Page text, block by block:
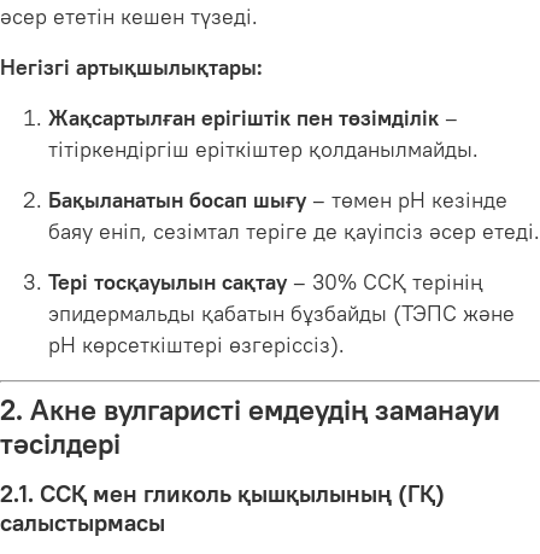
әсер ететін кешен түзеді.
Негізгі артықшылықтары:
Жақсартылған ерігіштік пен төзімділік –
тітіркендіргіш еріткіштер қолданылмайды.
Бақыланатын босап шығу – төмен pH кезінде
баяу еніп, сезімтал теріге де қауіпсіз әсер етеді.
Тері тосқауылын сақтау – 30% ССҚ терінің
эпидермальды қабатын бұзбайды (ТЭПС және
pH көрсеткіштері өзгеріссіз).
2. Акне вулгаристі емдеудің заманауи
тәсілдері
2.1. ССҚ мен гликоль қышқылының (ГҚ)
салыстырмасы